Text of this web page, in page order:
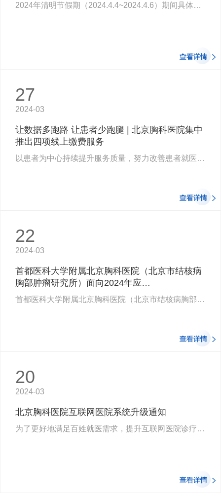
2024年清明节假期（2024.4.4~2024.4.6）期间具体出诊情况如下：出诊信息备注：4月7…
27
2024-03
让数据多跑路 让患者少跑腿 | 北京胸科医院集中
推出四项线上缴费服务
以患者为中心持续提升服务质量，努力改善患者就医体验，胸科医院相继推出四项便民措…
22
2024-03
首都医科大学附属北京胸科医院（北京市结核病
胸部肿瘤研究所）面向2024年应…
首都医科大学附属北京胸科医院（北京市结核病胸部肿瘤研究所）始建于1955年，经过近…
20
2024-03
北京胸科医院互联网医院系统升级通知
为了更好地满足百姓就医需求，提升互联网医院诊疗服务能力，北京胸科医院互联…